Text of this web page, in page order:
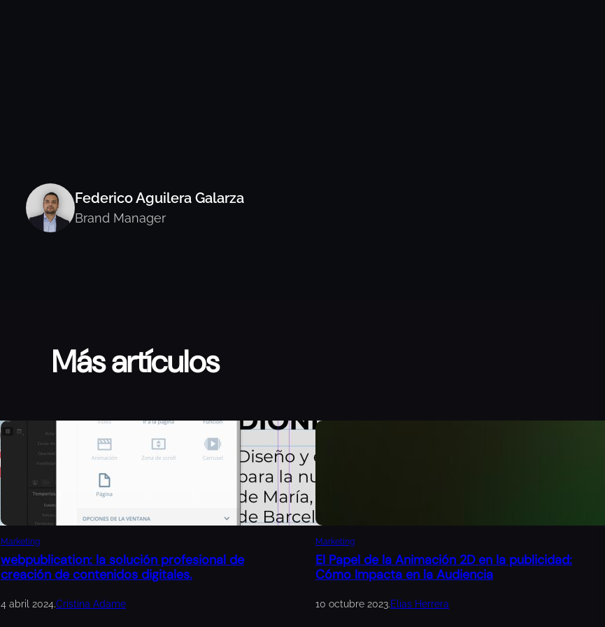
Federico Aguilera Galarza
Brand Manager
Más artículos
Marketing
webpublication: la solución profesional de
creación de contenidos digitales.
4 abril 2024.Cristina Adame
Marketing
El Papel de la Animación 2D en la publicidad:
Cómo Impacta en la Audiencia
10 octubre 2023.Elias Herrera